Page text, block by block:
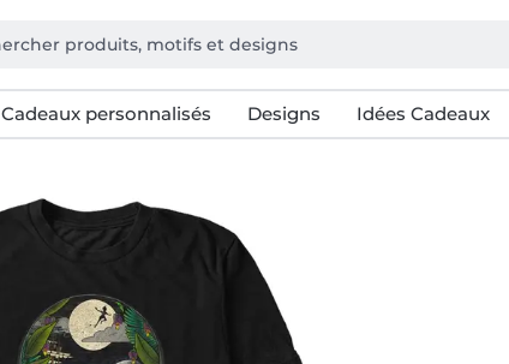
Cadeaux personnalisés Designs Idées Cadeaux